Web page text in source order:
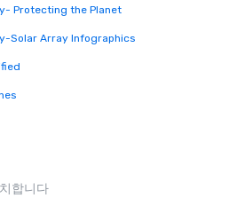
Protecting the Planet
Solar Array Infographics
합니다